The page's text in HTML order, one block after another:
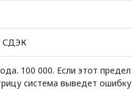
СДЭК
100 000. Если этот предел
система выведет ошибку